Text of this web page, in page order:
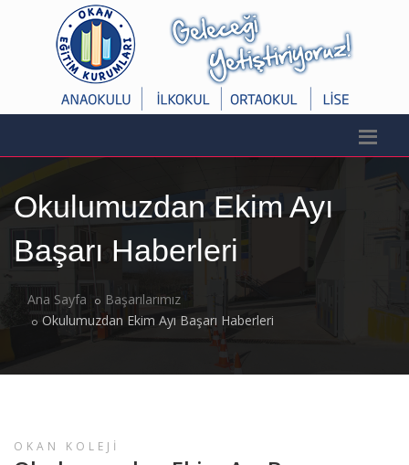
Okulumuzdan Ekim Ayı
Başarı Haberleri
Ana Sayfa
Başarılarımız
Okulumuzdan Ekim Ayı Başarı Haberleri
OKAN KOLEJİ